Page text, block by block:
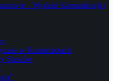
– Wydział Komunikacji i
w Koniemłotach
Staszów